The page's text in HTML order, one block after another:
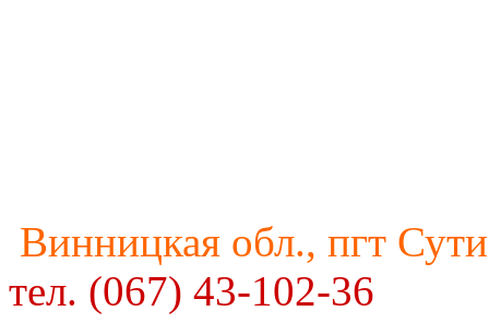
Винницкая обл., пгт
тел. (067) 43-102-36